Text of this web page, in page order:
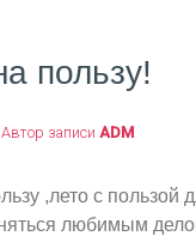
пользу!
Автор записи ADM
,лето с пользой
любимым